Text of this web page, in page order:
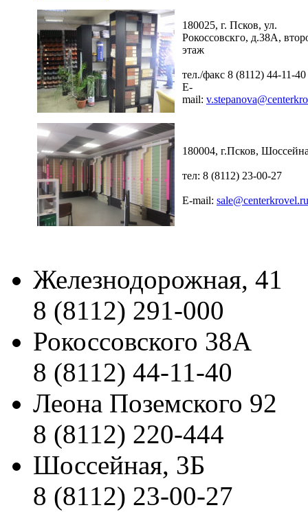
180025, г. Псков, ул.
Рокоссовскго, д.38А,
этаж
тел./факс 8 (8112) 44-11-40
E-
mail:
180004, г.Псков,
тел: 8 (8112) 23-00-27
E-mail: sale@centerkrovel.ru
Железнодорожная, 41
8 (8112) 291-000
Рокоссовского 38А
8 (8112) 44-11-40
Леона Поземского 92
8 (8112) 220-444
Шоссейная, 3Б
8 (8112) 23-00-27